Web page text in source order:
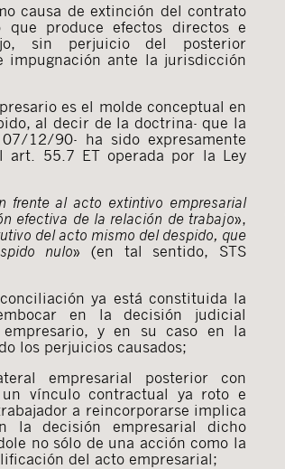
causa de extinción del contrato
produce efectos directos e
sin perjuicio del posterior
impugnación ante la jurisdicción
es el molde conceptual en
al decir de la doctrina- que la
12/90- ha sido expresamente
art. 55.7 ET operada por la Ley
frente al acto extintivo empresarial
efectiva de la relación de trabajo»,
del acto mismo del despido, que
nulo» (en tal sentido, STS
ya está constituida la
en la decisión judicial
y en su caso en la
los perjuicios causados;
empresarial posterior con
vínculo contractual ya roto e
a reincorporarse implica
la decisión empresarial dicho
no sólo de una acción como la
del acto empresarial;